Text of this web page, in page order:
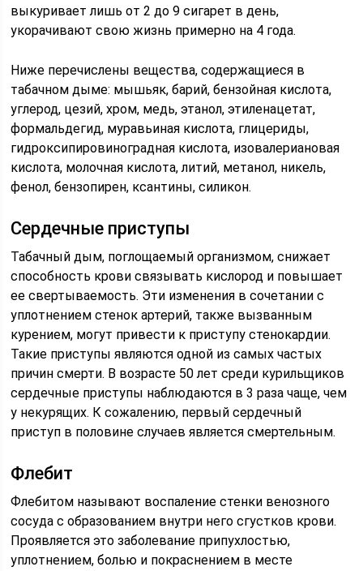
выкуривает лишь от 2 до 9 сигарет в день,
укорачивают свою жизнь примерно на 4 года.
Ниже перечислены вещества, содержащиеся в
табачном дыме: мышьяк, барий, бензойная кислота,
углерод, цезий, хром, медь, этанол, этиленацетат,
формальдегид, муравьиная кислота, глицериды,
гидроксипировиноградная кислота, изовалериановая
кислота, молочная кислота, литий, метанол, никель,
фенол, бензопирен, ксантины, силикон.
Сердечные приступы
Табачный дым, поглощаемый организмом, снижает
способность крови связывать кислород и повышает
ее свертываемость. Эти изменения в сочетании с
уплотнением стенок артерий, также вызванным
курением, могут привести к приступу стенокардии.
Такие приступы являются одной из самых частых
причин смерти. В возрасте 50 лет среди курильщиков
сердечные приступы наблюдаются в 3 раза чаще, чем
у некурящих. К сожалению, первый сердечный
приступ в половине случаев является смертельным.
Флебит
Флебитом называют воспаление стенки венозного
сосуда с образованием внутри него сгустков крови.
Проявляется это заболевание припухлостью,
уплотнением, болью и покраснением в месте